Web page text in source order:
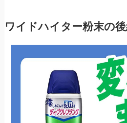
ワイドハイター粉末の